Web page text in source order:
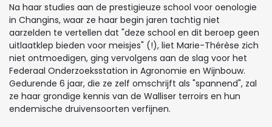
Na haar studies aan de prestigieuze school voor oenologie
in Changins, waar ze haar begin jaren tachtig niet
aarzelden te vertellen dat "deze school en dit beroep geen
uitlaatklep bieden voor meisjes" (!), liet Marie-Thérèse zich
niet ontmoedigen, ging vervolgens aan de slag voor het
Federaal Onderzoeksstation in Agronomie en Wijnbouw.
Gedurende 6 jaar, die ze zelf omschrijft als "spannend", zal
ze haar grondige kennis van de Walliser terroirs en hun
endemische druivensoorten verfijnen.